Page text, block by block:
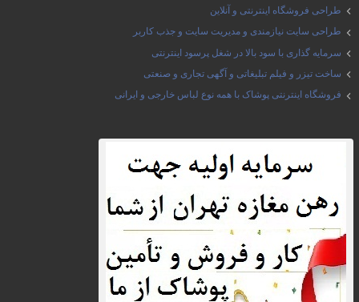
طراحی فروشگاه اینترنتی و آنلاین
طراحی سایت نیازمندی و مدیریت سایت و جذب کاربر
سرمایه گذاری با سود بالا در شغل پرسود اینترنتی
ساخت تیزر و فیلم تبلیغاتی و آگهی تجاری و صنعتی
فروشگاه اینترنتی پوشاک با همه نوع لباس خارجی و ایرانی